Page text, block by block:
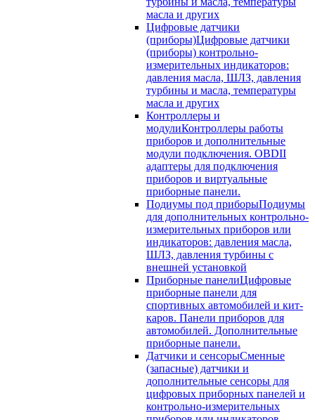
масла и других
Цифровые датчики
(приборы)Цифровые датчики
(приборы) контрольно-
измерительных индикаторов:
давления масла, ШЛЗ, давления
турбины и масла, температуры
масла и других
Контроллеры и
модулиКонтроллеры работы
приборов и дополнительные
модули подключения. OBDII
адаптеры для подключения
приборов и виртуальные
приборные панели.
Подиумы под приборыПодиумы
для дополнительных контрольно-
измерительных приборов или
индикаторов: давления масла,
ШЛЗ, давления турбины с
внешней установкой
Приборные панелиЦифровые
приборные панели для
спортивных автомобилей и кит-
каров. Панели приборов для
автомобилей. Дополнительные
приборные панели.
Датчики и сенсорыСменные
(запасные) датчики и
дополнительные сенсоры для
цифровых приборных панелей и
контрольно-измерительных